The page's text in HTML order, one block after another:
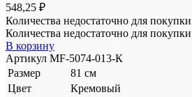
548,25 ₽
Количества недостаточно для
Количества недостаточно для
В корзину
Артикул MF-5074-013-К
Размер
81 см
Цвет
Кремовый